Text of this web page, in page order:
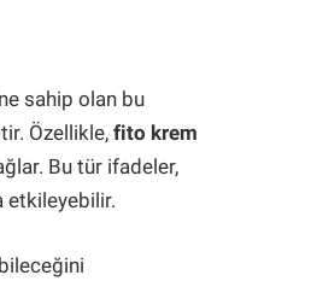
sahip olan bu
Özellikle,fito krem
Bu tür ifadeler,
etkileyebilir.